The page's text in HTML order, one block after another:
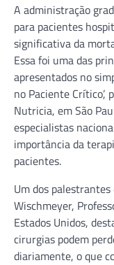
A administração
para pacientes
significativa da
Essa foi uma das
apresentados no
no Paciente
Nutricia, em São
especialistas
importância da
pacientes.
Um dos
Wischmeyer,
Estados Unidos,
cirurgias podem
diariamente, o que